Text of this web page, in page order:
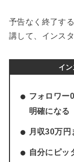
予告なく終了す
講して、インス
イ
フォロワー
明確になる
月収30万
自分にピッ